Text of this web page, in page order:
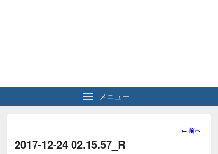
メニュー
画
← 前へ
2017-12-24 02.15.57_R